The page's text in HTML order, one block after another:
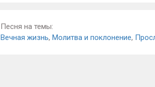
Песня на темы:
Вечная жизнь, Молитва и поклонение,